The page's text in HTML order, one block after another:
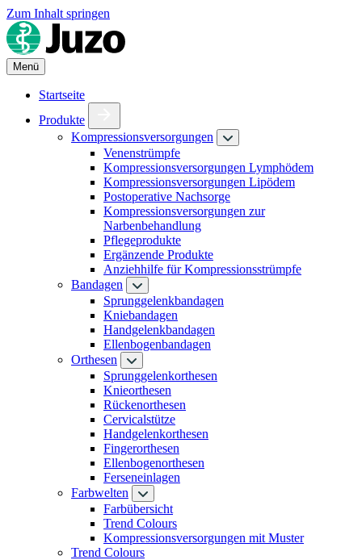
Zum Inhalt springen
Menü
Startseite
Produkte
Kompressionsversorgungen
Venenstrümpfe
Kompressionsversorgungen Lymphödem
Kompressionsversorgungen Lipödem
Postoperative Nachsorge
Kompressionsversorgungen zur
Narbenbehandlung
Pflegeprodukte
Ergänzende Produkte
Anziehhilfe für Kompressionsstrümpfe
Bandagen
Sprunggelenkbandagen
Kniebandagen
Handgelenkbandagen
Ellenbogenbandagen
Orthesen
Sprunggelenkorthesen
Knieorthesen
Rückenorthesen
Cervicalstütze
Handgelenkorthesen
Fingerorthesen
Ellenbogenorthesen
Ferseneinlagen
Farbwelten
Farbübersicht
Trend Colours
Kompressionsversorgungen mit Muster
Trend Colours